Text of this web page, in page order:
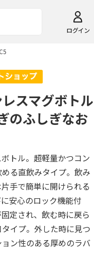
ログイン
スマグボトル
のふしぎなお
トル。超軽量かつコン
る直飲みタイプ。飲み
手で簡単に開けられる
安心のロック機能付
定され、飲む時に戻ら
イプ。外した時に見つ
ン性のある厚めのラバ